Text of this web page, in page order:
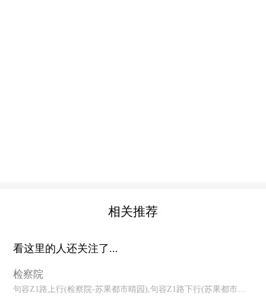
相关推荐
看这里的人还关注了...
检察院
句容Z1路上行(检察院-苏果都市晴园),句容Z1路下行(苏果都市晴园-